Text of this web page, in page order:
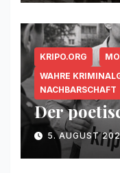
KRIPO.ORG
WAHRE
NACHBARSCHAFT
Der
5. AUGUST